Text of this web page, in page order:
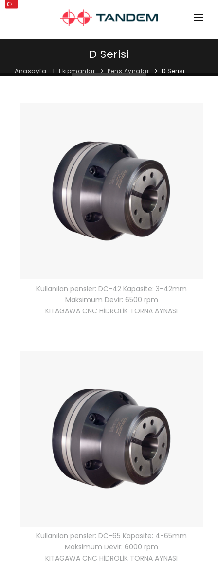
ANA SAYFA
D Serisi
Anasayfa Ekipmanlar Pens Aynalar D Serisi
Kullanılan pensler: DC-42 Kapasite: 3-42mm
Maksimum Devir: 6500 rpm
KITAGAWA CNC HİDROLİK TORNA AYNASI
Kullanılan pensler: DC-65 Kapasite: 4-65mm
Maksimum Devir: 6000 rpm
KITAGAWA CNC HİDROLİK TORNA AYNASI